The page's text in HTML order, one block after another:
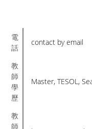
電
話
contact by email
教
師
學
歷
Master, TESOL,
教
師